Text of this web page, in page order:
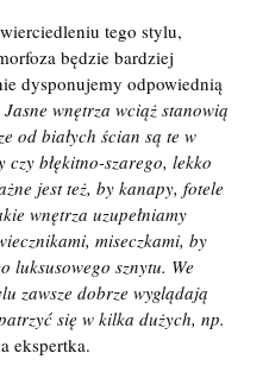
tego stylu,
będzie bardziej
dysponujemy odpowiednią
Jasne wnętrza wciąż stanowią
od białych ścian są te w
błękitno-szarego, lekko
jest też, by kanapy, fotele
wnętrza uzupełniamy
miseczkami, by
luksusowego sznytu. We
zawsze dobrze wyglądają
się w kilka dużych, np.
ekspertka.